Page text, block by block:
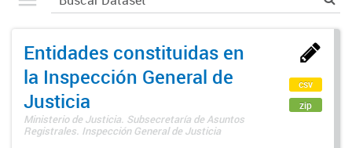
Entidades constituidas en
la Inspección General de
Justicia
Ministerio de Justicia. Subsecretaría de Asuntos
Registrales. Inspección General de Justicia
csv
zip